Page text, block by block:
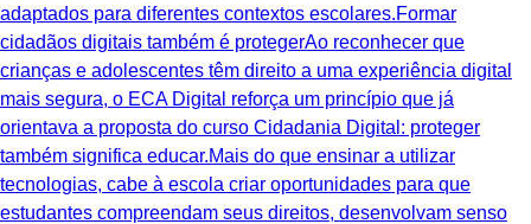
adaptados para diferentes contextos escolares.Formar
cidadãos digitais também é protegerAo reconhecer que
crianças e adolescentes têm direito a uma experiência digital
mais segura, o ECA Digital reforça um princípio que já
orientava a proposta do curso Cidadania Digital: proteger
também significa educar.Mais do que ensinar a utilizar
tecnologias, cabe à escola criar oportunidades para que
estudantes compreendam seus direitos, desenvolvam senso